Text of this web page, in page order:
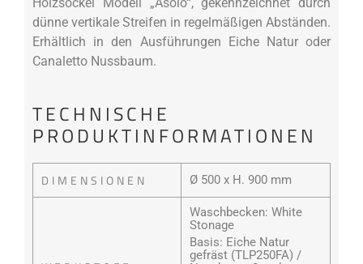
dünne vertikale Streifen in regelmäßigen Abständen.
Erhältlich in den Ausführungen Eiche Natur oder
Canaletto Nussbaum.
TECHNISCHE
PRODUKTINFORMATIONEN
DIMENSIONEN Ø 500 x H. 900 mm
Waschbecken: White
Stonage
Basis: Eiche Natur
gefräst (TLP250FA) /